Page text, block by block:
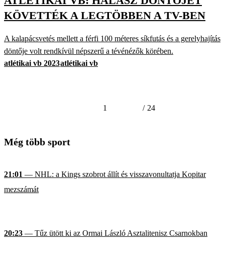
KÖVETTÉK A LEGTÖBBEN A TV-BEN
A kalapácsvetés mellett a férfi 100 méteres síkfutás és a gerelyhajítás
döntője volt rendkívül népszerű a tévénézők körében.
atlétikai vb 2023atlétikai vb
1 / 24
Még több sport
21:01 — NHL: a Kings szobrot állít és visszavonultatja Kopitar
mezszámát
20:23 — Tűz ütött ki az Ormai László Asztalitenisz Csarnokban